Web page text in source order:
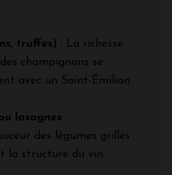
truffes) : La richesse
champignons se
avec un Saint-Émilion
lasagnes
des légumes grillés
la structure du vin.